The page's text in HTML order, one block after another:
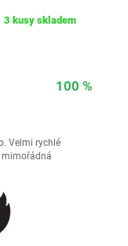
3 kusy skladem
100 %
Velmi rychlé
mimořádná